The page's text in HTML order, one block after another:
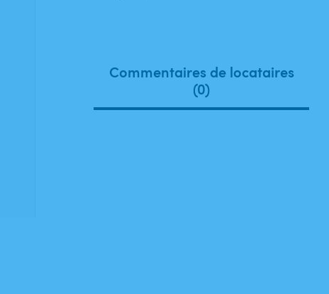
Commentaires de locataires
(0)